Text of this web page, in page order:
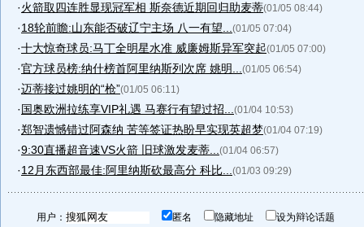
·火箭取四连胜显现冠军相 斯奈德近期回归助麦蒂(01/05 08:44)
·18轮前瞻:山东能否破辽宁主场 八一有望... (01/05 07:04)
·十大惊奇球员:马丁全明星水准 威廉姆斯异军突起(01/05 07:00)
·官方球员榜:纳什榜首阿里纳斯列次席 姚明... (01/05 06:54)
·迈蒂接过姚明的“枪”(01/05 06:11)
·国奥欧洲拉练享VIP礼遇 马赛行有望过招... (01/04 10:53)
·郑智遗憾错过阿森纳 苦等签证热盼早实现英超梦(01/04 07:19)
·9:30直播超音速VS火箭 旧球激发麦蒂... (01/04 06:57)
·12月东西部最佳:阿里纳斯砍最高分 科比... (01/03 09:29)
用户： 匿名 隐藏地址 设为辩论话题